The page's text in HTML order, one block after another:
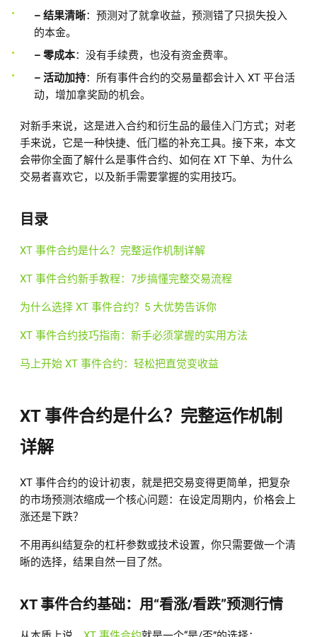
– 结果清晰：预测对了就拿收益，预测错了只损失投入
的本金。
– 零成本：没有手续费，也没有资金费率。
– 活动加持：所有事件合约的交易量都会计入 XT 平台活
动，增加拿奖励的机会。
对新手来说，这是进入合约和衍生品的最佳入门方式；对老
手来说，它是一种快捷、低门槛的补充工具。接下来，本文
会带你全面了解什么是事件合约、如何在 XT 下单、为什么
交易者喜欢它，以及新手需要掌握的实用技巧。
目录
XT 事件合约是什么？完整运作机制详解
XT 事件合约新手教程：7步搞懂完整交易流程
为什么选择 XT 事件合约？5 大优势告诉你
XT 事件合约技巧指南：新手必须掌握的实用方法
马上开始 XT 事件合约：轻松把直觉变收益
XT 事件合约是什么？完整运作机制
详解
XT 事件合约的设计初衷，就是把交易变得更简单，把复杂
的市场预测浓缩成一个核心问题： 在设定周期内，价格会上
涨还是下跌？
不用再纠结复杂的杠杆参数或技术设置，你只需要做一个清
晰的选择，结果自然一目了然。
XT 事件合约基础：用“看涨/看跌”预测行情